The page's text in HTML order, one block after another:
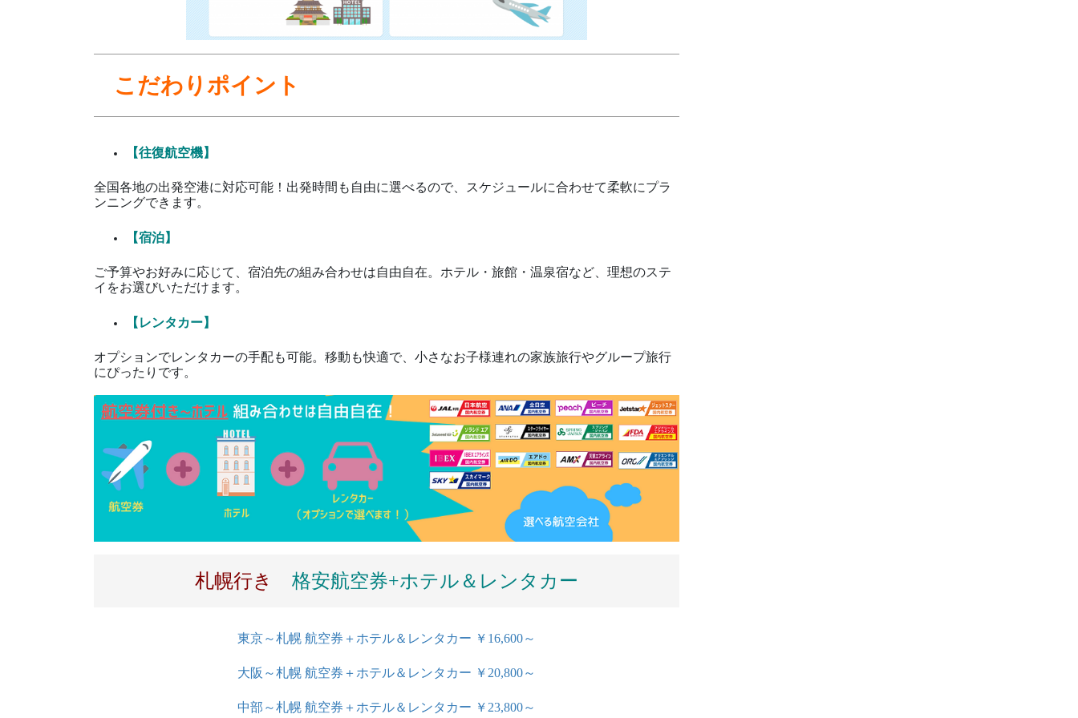
こだわりポイント
【往復航空機】
全国各地の出発空港に対応可能！出発時間も自由に選べるので、スケジュールに合わせて柔軟にプラ
ンニングできます。
【宿泊】
ご予算やお好みに応じて、宿泊先の組み合わせは自由自在。ホテル・旅館・温泉宿など、理想のステ
イをお選びいただけます。
【レンタカー】
オプションでレンタカーの手配も可能。移動も快適で、小さなお子様連れの家族旅行やグループ旅行
にぴったりです。
札幌行き 格安航空券+ホテル＆レンタカー
東京～札幌 航空券＋ホテル＆レンタカー ￥16,600～
大阪～札幌 航空券＋ホテル＆レンタカー ￥20,800～
中部～札幌 航空券＋ホテル＆レンタカー ￥23,800～